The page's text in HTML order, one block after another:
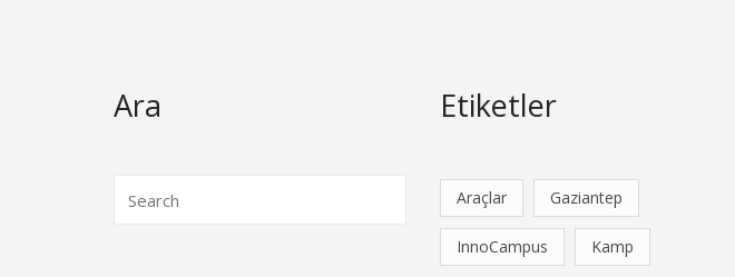
Ara Etiketler
Araçlar Gaziantep
InnoCampus Kamp